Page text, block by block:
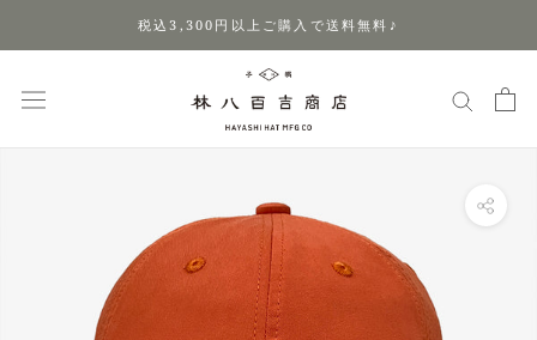
税込3,300円以上ご購入で送料無料♪